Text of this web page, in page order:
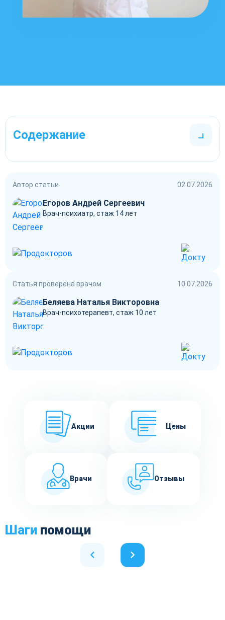
Содержание
Автор статьи 02.07.2026
Егоров Андрей Сергеевич
Врач-психиатр, стаж 14 лет
Статья проверена врачом 10.07.2026
Беляева Наталья Викторовна
Врач-психотерапевт, стаж 10 лет
Акции Цены
Врачи Отзывы
Шаги помощи